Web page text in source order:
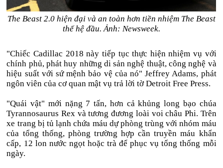
The Beast 2.0 hiện đại và an toàn hơn tiền nhiệm The Beast
thế hệ đầu. Ảnh: Newsweek.
"Chiếc Cadillac 2018 này tiếp tục thực hiện nhiệm vụ với
chính phủ, phát huy những di sản nghệ thuật, công nghệ và
hiệu suất với sứ mệnh bảo vệ của nó" Jeffrey Adams, phát
ngôn viên của cơ quan mật vụ trả lời tờ Detroit Free Press.
"Quái vật" mới nặng 7 tấn, hơn cả khủng long bạo chúa
Tyrannosaurus Rex và tương đương loài voi châu Phi. Trên
xe trang bị tủ lạnh chứa máu dự phòng trùng với nhóm máu
của tổng thống, phòng trường hợp cần truyền máu khẩn
cấp, 12 lon nước ngọt hoặc trà để phục vụ tổng thống mỗi
ngày.